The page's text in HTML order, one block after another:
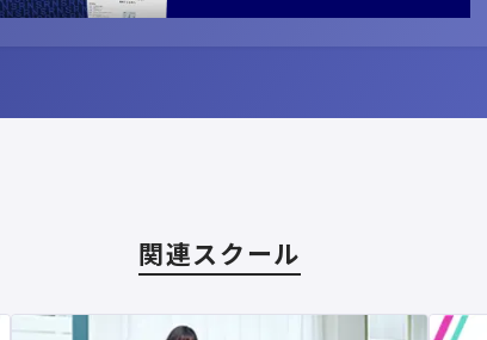
関連スクール